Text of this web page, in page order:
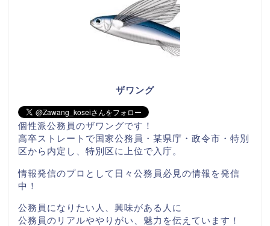
ザワング
個性派公務員のザワングです！
高卒ストレートで国家公務員・某県庁・政令市・特別
区から内定し、特別区に上位で入庁。
情報発信のプロとして日々公務員必見の情報を発信
中！
公務員になりたい人、興味がある人に
公務員のリアルややりがい、魅力を伝えています！